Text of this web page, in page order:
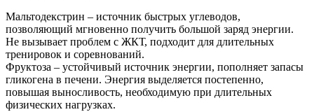
Мальтодекстрин – источник быстрых углеводов,
позволяющий мгновенно получить большой заряд энергии.
Не вызывает проблем с ЖКТ, подходит для длительных
тренировок и соревнований.
Фруктоза – устойчивый источник энергии, пополняет запасы
гликогена в печени. Энергия выделяется постепенно,
повышая выносливость, необходимую при длительных
физических нагрузках.